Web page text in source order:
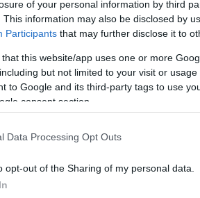
of your personal information by third
This information may also be disclosed by
Participants that may further disclose it to
that this website/app uses one or more
but not limited to your visit or
to Google and its third-party tags to use
consent section.
Data Processing Opt Outs
opt-out of the Sharing of my personal data.
Η ενσωμάτωση των
Ευρώπης θα συνέβαλε στη
στη στήριξη της
.
θα επηρεάσει το διεθνές
της ΤτΕ εκτίμησε ότι «η
ενισχύσει την ανθεκτικότητά
την άμυνα και την
να διατηρηθεί η εσωτερική